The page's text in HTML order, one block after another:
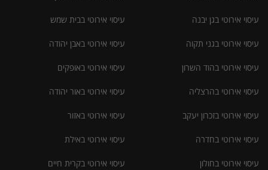
עיסוי אירוטי בגן יבנה
עיסוי אירוטי בגני תקוה
עיסוי אירוטי בהוד השרון
עיסוי אירוטי בהרצליה
עיסוי אירוטי בזכרון יעקב
עיסוי אירוטי בחדרה
עיסוי אירוטי בחולון
עיסוי אירוטי בבית שמש
עיסוי אירוטי באבן יהודה
עיסוי אירוטי באופקים
עיסוי אירוטי באור יהודה
עיסוי אירוטי באזור
עיסוי אירוטי באילת
עיסוי אירוטי בקרית חיים